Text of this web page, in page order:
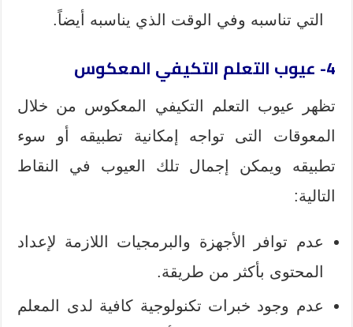
التي تناسبه وفي الوقت الذي يناسبه أيضاً.
4- عيوب التعلم التكيفي المعكوس
تظهر عيوب التعلم التكيفي المعكوس من خلال
المعوقات التى تواجه إمكانية تطبيقه أو سوء
تطبيقه ويمكن إجمال تلك العيوب في النقاط
التالية:
عدم توافر الأجهزة والبرمجيات اللازمة لإعداد
المحتوى بأكثر من طريقة.
عدم وجود خبرات تكنولوجية كافية لدى المعلم